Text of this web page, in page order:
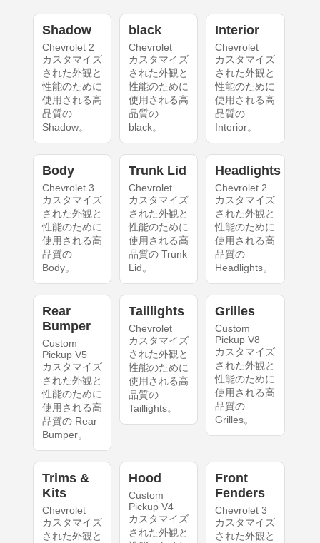
Shadow
Chevrolet 2
カスタマイズ
された外観と
性能のために
使用される高
品質の
Shadow。
black
Chevrolet
カスタマイズ
された外観と
性能のために
使用される高
品質の
black。
Interior
Chevrolet
カスタマイズ
された外観と
性能のために
使用される高
品質の
Interior。
Body
Chevrolet 3
カスタマイズ
された外観と
性能のために
使用される高
品質の
Body。
Trunk Lid
Chevrolet
カスタマイズ
された外観と
性能のために
使用される高
品質の Trunk
Lid。
Headlights
Chevrolet 2
カスタマイズ
された外観と
性能のために
使用される高
品質の
Headlights。
Rear
Bumper
Custom
Pickup V5
カスタマイズ
された外観と
性能のために
使用される高
品質の Rear
Bumper。
Taillights
Chevrolet
カスタマイズ
された外観と
性能のために
使用される高
品質の
Taillights。
Grilles
Custom
Pickup V8
カスタマイズ
された外観と
性能のために
使用される高
品質の
Grilles。
Trims &
Kits
Chevrolet
カスタマイズ
された外観と
Hood
Custom
Pickup V4
カスタマイズ
された外観と
Front
Fenders
Chevrolet 3
カスタマイズ
された外観と